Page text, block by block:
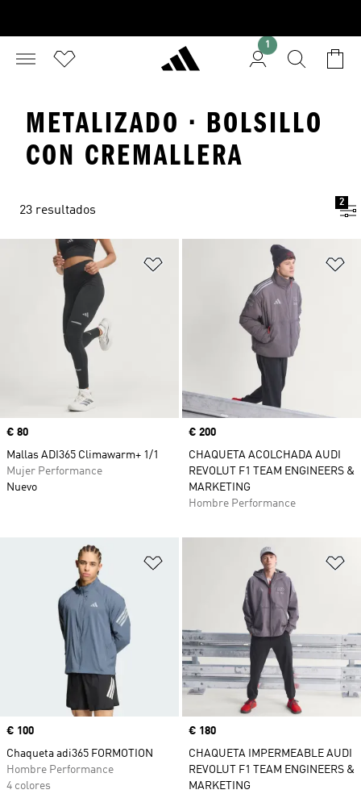
1
METALIZADO · BOLSILLO
CON CREMALLERA
23 resultados
2
Añadir a la lista de deseos
Precio
€ 80
Mallas ADI365 Climawarm+ 1/1
Mujer Performance
Nuevo
Precio
€ 200
CHAQUETA ACOLCHADA AUDI
REVOLUT F1 TEAM ENGINEERS &
MARKETING
Hombre Performance
Añadir a la lista de deseos
Precio
€ 100
Chaqueta adi365 FORMOTION
Hombre Performance
4 colores
Precio
€ 180
CHAQUETA IMPERMEABLE AUDI
REVOLUT F1 TEAM ENGINEERS &
MARKETING